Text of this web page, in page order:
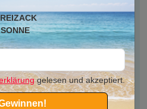
SONNE
gelesen und akzeptiert.
Morillon